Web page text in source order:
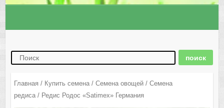
Главная / Купить семена/ Семена овощей/ Семена
редиса/ Редис Родос «Satimex» Германия